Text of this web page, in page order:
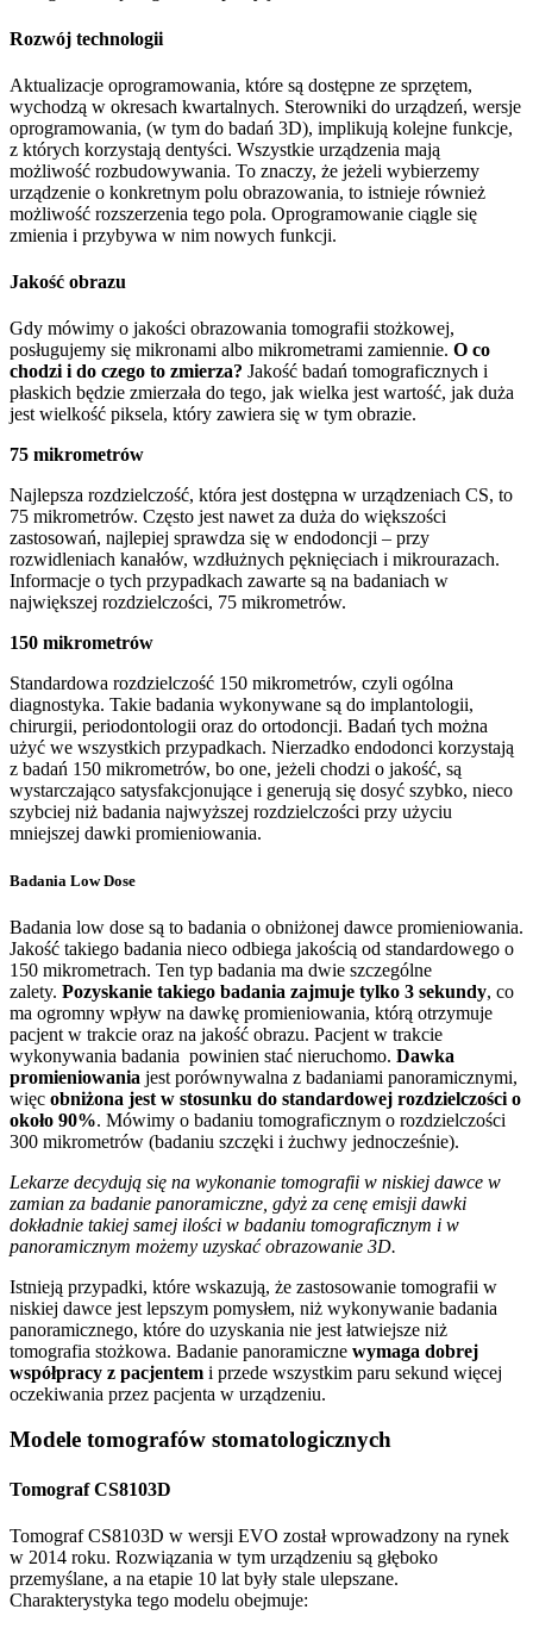
Rozwój technologii
Aktualizacje oprogramowania, które są dostępne ze sprzętem,
wychodzą w okresach kwartalnych. Sterowniki do urządzeń, wersje
oprogramowania, (w tym do badań 3D), implikują kolejne funkcje,
z których korzystają dentyści. Wszystkie urządzenia mają
możliwość rozbudowywania. To znaczy, że jeżeli wybierzemy
urządzenie o konkretnym polu obrazowania, to istnieje również
możliwość rozszerzenia tego pola. Oprogramowanie ciągle się
zmienia i przybywa w nim nowych funkcji.
Jakość obrazu
Gdy mówimy o jakości obrazowania tomografii stożkowej,
posługujemy się mikronami albo mikrometrami zamiennie. O co
chodzi i do czego to zmierza? Jakość badań tomograficznych i
płaskich będzie zmierzała do tego, jak wielka jest wartość, jak duża
jest wielkość piksela, który zawiera się w tym obrazie.
75 mikrometrów
Najlepsza rozdzielczość, która jest dostępna w urządzeniach CS, to
75 mikrometrów. Często jest nawet za duża do większości
zastosowań, najlepiej sprawdza się w endodoncji – przy
rozwidleniach kanałów, wzdłużnych pęknięciach i mikrourazach.
Informacje o tych przypadkach zawarte są na badaniach w
największej rozdzielczości, 75 mikrometrów.
150 mikrometrów
Standardowa rozdzielczość 150 mikrometrów, czyli ogólna
diagnostyka. Takie badania wykonywane są do implantologii,
chirurgii, periodontologii oraz do ortodoncji. Badań tych można
użyć we wszystkich przypadkach. Nierzadko endodonci korzystają
z badań 150 mikrometrów, bo one, jeżeli chodzi o jakość, są
wystarczająco satysfakcjonujące i generują się dosyć szybko, nieco
szybciej niż badania najwyższej rozdzielczości przy użyciu
mniejszej dawki promieniowania.
Badania Low Dose
Badania low dose są to badania o obniżonej dawce promieniowania.
Jakość takiego badania nieco odbiega jakością od standardowego o
150 mikrometrach. Ten typ badania ma dwie szczególne
zalety. Pozyskanie takiego badania zajmuje tylko 3 sekundy, co
ma ogromny wpływ na dawkę promieniowania, którą otrzymuje
pacjent w trakcie oraz na jakość obrazu. Pacjent w trakcie
wykonywania badania powinien stać nieruchomo. Dawka
promieniowania jest porównywalna z badaniami panoramicznymi,
więc obniżona jest w stosunku do standardowej rozdzielczości o
około 90%. Mówimy o badaniu tomograficznym o rozdzielczości
300 mikrometrów (badaniu szczęki i żuchwy jednocześnie).
Lekarze decydują się na wykonanie tomografii w niskiej dawce w
zamian za badanie panoramiczne, gdyż za cenę emisji dawki
dokładnie takiej samej ilości w badaniu tomograficznym i w
panoramicznym możemy uzyskać obrazowanie 3D.
Istnieją przypadki, które wskazują, że zastosowanie tomografii w
niskiej dawce jest lepszym pomysłem, niż wykonywanie badania
panoramicznego, które do uzyskania nie jest łatwiejsze niż
tomografia stożkowa. Badanie panoramiczne wymaga dobrej
współpracy z pacjentem i przede wszystkim paru sekund więcej
oczekiwania przez pacjenta w urządzeniu.
Modele tomografów stomatologicznych
Tomograf CS8103D
Tomograf CS8103D w wersji EVO został wprowadzony na rynek
w 2014 roku. Rozwiązania w tym urządzeniu są głęboko
przemyślane, a na etapie 10 lat były stale ulepszane.
Charakterystyka tego modelu obejmuje: